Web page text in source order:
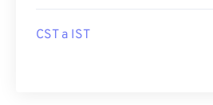
CST a IST